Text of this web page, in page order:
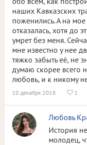
наших Кавказских
поженились. А на
отказалась, хотя до
умрет без меня.
мне известно у нее
тяжко забыть её, не
думаю скорее всего
любовь, и к никому
10 декабря 2018  1
Любовь
История
молодец,